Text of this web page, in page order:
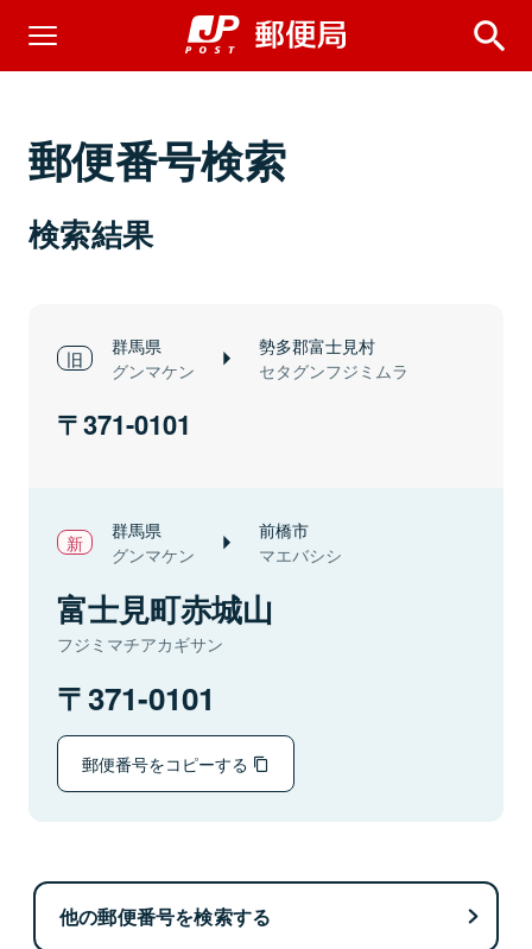
郵便番号検索
検索結果
群馬県
グンマケン
勢多郡富士見村
セタグンフジミムラ
371-0101
群馬県
グンマケン
前橋市
マエバシシ
富士見町赤城山
フジミマチアカギサン
371-0101
郵便番号をコピーする
他の郵便番号を検索する